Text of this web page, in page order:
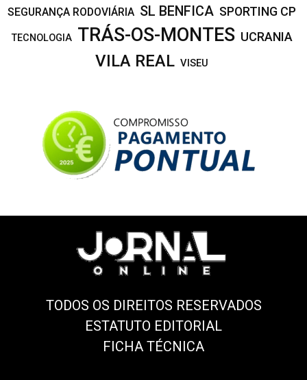
SEGURANÇA RODOVIÁRIA SL BENFICA SPORTING CP
TECNOLOGIA TRÁS-OS-MONTES UCRANIA
VILA REAL VISEU
TODOS OS DIREITOS RESERVADOS
ESTATUTO EDITORIAL
FICHA TÉCNICA